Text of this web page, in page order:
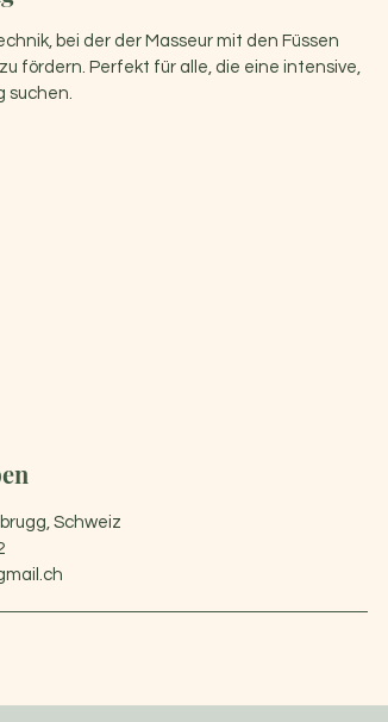
bei der der Masseur mit den Füssen
fördern. Perfekt für alle, die eine intensive,
suchen.
Schweiz